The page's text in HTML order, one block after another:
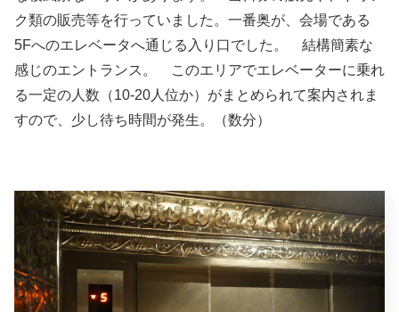
ク類の販売等を行っていました。一番奥が、会場である
5Fへのエレベータへ通じる入り口でした。 結構簡素な
感じのエントランス。 このエリアでエレベーターに乗れ
る一定の人数（10-20人位か）がまとめられて案内されま
すので、少し待ち時間が発生。（数分）